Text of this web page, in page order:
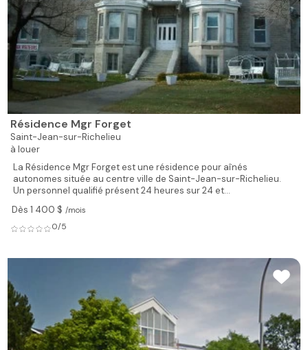
Résidence Mgr Forget
Saint-Jean-sur-Richelieu
à louer
La Résidence Mgr Forget est une résidence pour aînés
autonomes située au centre ville de Saint-Jean-sur-Richelieu.
Un personnel qualifié présent 24 heures sur 24 et...
Dès 1 400 $ /mois
0/5